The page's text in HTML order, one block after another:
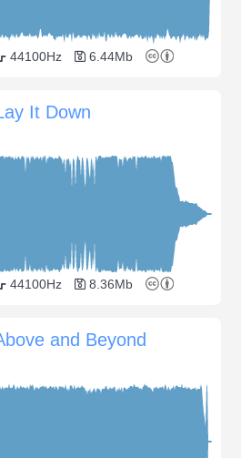
44100Hz 6.44Mb
It Down
44100Hz 8.36Mb
and Beyond